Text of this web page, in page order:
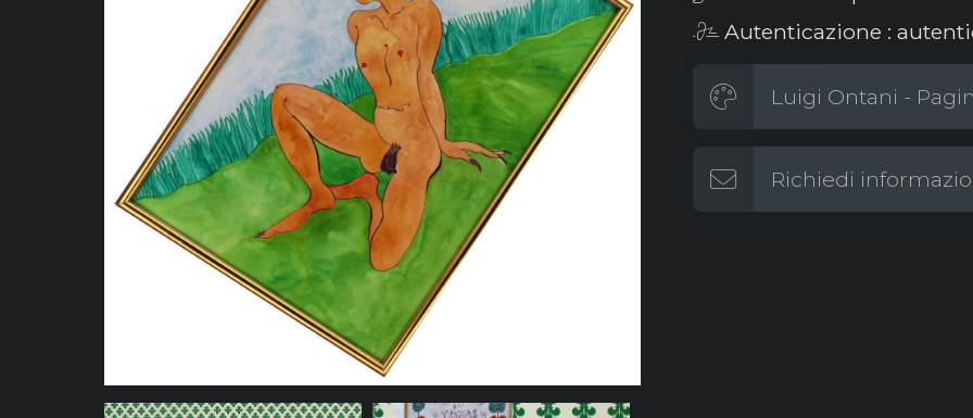
Autenticazione :
Luigi Ontani -
Richiedi